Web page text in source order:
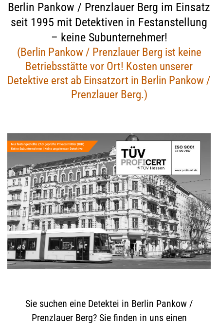
Berlin Pankow / Prenzlauer Berg im Einsatz
seit 1995 mit Detektiven in Festanstellung
– keine Subunternehmer!
(Berlin Pankow / Prenzlauer Berg ist keine
Betriebsstätte vor Ort! Kosten unserer
Detektive erst ab Einsatzort in Berlin Pankow /
Prenzlauer Berg.)
Sie suchen eine Detektei in Berlin Pankow /
Prenzlauer Berg? Sie finden in uns einen